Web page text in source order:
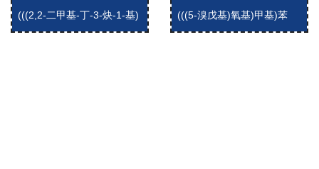
(((2,2-二甲基-丁-3-炔-1-基)
氧基)甲基)苯
(((5-溴戊基)氧基)甲基)苯